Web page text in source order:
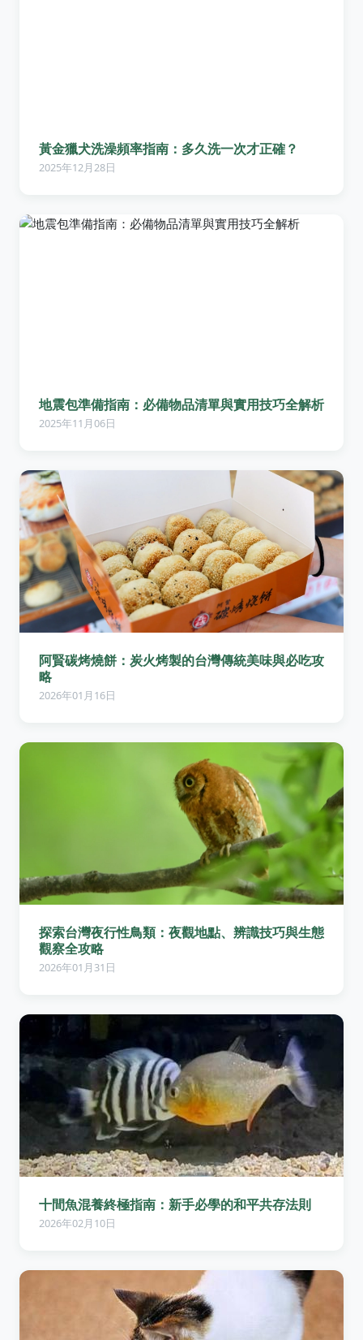
黃金獵犬洗澡頻率指南：多久洗一次才正確？
2025年12月28日
地震包準備指南：必備物品清單與實用技巧全解析
2025年11月06日
阿賢碳烤燒餅：炭火烤製的台灣傳統美味與必吃攻
略
2026年01月16日
探索台灣夜行性鳥類：夜觀地點、辨識技巧與生態
觀察全攻略
2026年01月31日
十間魚混養終極指南：新手必學的和平共存法則
2026年02月10日